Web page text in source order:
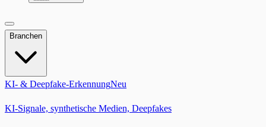
Branchen
KI- & Deepfake-ErkennungNeu
KI-Signale, synthetische Medien, Deepfakes